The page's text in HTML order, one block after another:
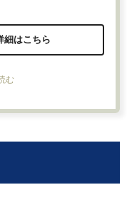
細はこちら
む